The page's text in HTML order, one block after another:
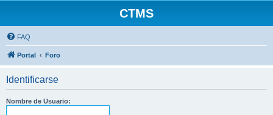
CTMS
FAQ
Portal Foro
Identificarse
Nombre de Usuario: